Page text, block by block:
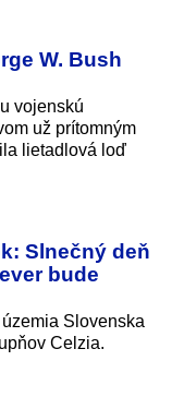
W. Bush
vojenskú
už prítomným
lietadlová loď
Slnečný deň
bude
Slovenska
Celzia.